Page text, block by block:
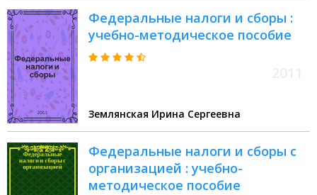
Федеральные налоги и сборы :
учебно-методическое пособие
Землянская Ирина Сергеевна
Федеральные налоги и сборы с
организацией : учебно-
методическое пособие